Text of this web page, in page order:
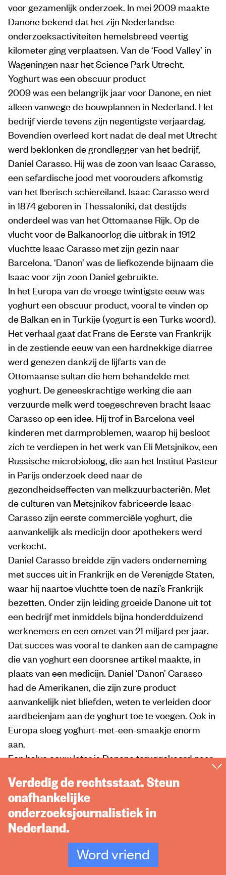
voor gezamenlijk onderzoek. In mei 2009 maakte
Danone bekend dat het zijn Nederlandse
onderzoeksactiviteiten hemelsbreed veertig
kilometer ging verplaatsen. Van de ‘Food Valley’ in
Wageningen naar het Science Park Utrecht.
Yoghurt was een obscuur product
2009 was een belangrijk jaar voor Danone, en niet
alleen vanwege de bouwplannen in Nederland. Het
bedrijf vierde tevens zijn negentigste verjaardag.
Bovendien overleed kort nadat de deal met Utrecht
werd beklonken de grondlegger van het bedrijf,
Daniel Carasso. Hij was de zoon van Isaac Carasso,
een sefardische jood met voorouders afkomstig
van het Iberisch schiereiland. Isaac Carasso werd
in 1874 geboren in Thessaloniki, dat destijds
onderdeel was van het Ottomaanse Rijk. Op de
vlucht voor de Balkanoorlog die uitbrak in 1912
vluchtte Isaac Carasso met zijn gezin naar
Barcelona. ‘Danon’ was de liefkozende bijnaam die
Isaac voor zijn zoon Daniel gebruikte.
In het Europa van de vroege twintigste eeuw was
yoghurt een obscuur product, vooral te vinden op
de Balkan en in Turkije (yogurt is een Turks woord).
Het verhaal gaat dat Frans de Eerste van Frankrijk
in de zestiende eeuw van een hardnekkige diarree
werd genezen dankzij de lijfarts van de
Ottomaanse sultan die hem behandelde met
yoghurt. De geneeskrachtige werking die aan
verzuurde melk werd toegeschreven bracht Isaac
Carasso op een idee. Hij trof in Barcelona veel
kinderen met darmproblemen, waarop hij besloot
zich te verdiepen in het werk van Eli Metsjnikov, een
Russische microbioloog, die aan het Institut Pasteur
in Parijs onderzoek deed naar de
gezondheidseffecten van melkzuurbacteriën. Met
de culturen van Metsjnikov fabriceerde Isaac
Carasso zijn eerste commerciële yoghurt, die
aanvankelijk als medicijn door apothekers werd
verkocht.
Daniel Carasso breidde zijn vaders onderneming
met succes uit in Frankrijk en de Verenigde Staten,
waar hij naartoe vluchtte toen de nazi’s Frankrijk
bezetten. Onder zijn leiding groeide Danone uit tot
een bedrijf met inmiddels bijna honderdduizend
werknemers en een omzet van 21 miljard per jaar.
Dat succes was vooral te danken aan de campagne
die van yoghurt een doorsnee artikel maakte, in
plaats van een medicijn. Daniel ‘Danon’ Carasso
had de Amerikanen, die zijn zure product
aanvankelijk niet bliefden, weten te verleiden door
aardbeienjam aan de yoghurt toe te voegen. Ook in
Europa sloeg yoghurt-met-een-smaakje enorm
aan.
Een halve eeuw later is Danone teruggekeerd naar
zijn wortels. Sinds het begin van de jaren 2000 richt
het bedrijf zich vooral op ‘functional foods’,
producten die niet alleen de maag vullen, maar ook
gezonde bijwerkingen hebben. De nieuwe
producten van Danone bevinden zich op het
grensvlak tussen medicijnen en voedsel. Danone
volgt daarmee een internationale trend.
‘Gezondheidsbevorderend eten is “het grote idee”
Verdedig de rechtsstaat. Steun
onafhankelijke
onderzoeksjournalistiek in
Nederland.
Word vriend